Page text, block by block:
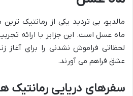
مالدیو، بی تردید یکی از رمانتیک
ماه عسل است. این جزایر با ارائه
لحظاتی فراموش نشدنی را برای آغاز
عشق فراهم می آورند.
سفرهای دریایی رمانتیک